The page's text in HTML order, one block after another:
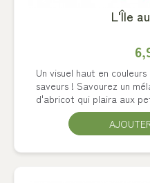
L'Île
Un visuel haut en
saveurs ! Savourez un
d'abricot qui plaira aux